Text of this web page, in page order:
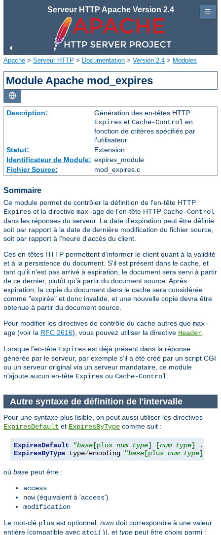
Serveur HTTP Apache Version 2.4
Apache > Serveur HTTP > Documentation > Version 2.4 > Modules
Module Apache mod_expires
Description:
Génération des en-têtes HTTP
Expireset Cache-Control en
fonction de critères spécifiés par
l'utilisateur
Statut:
Extension
Identificateur de Module: expires_module
Fichier Source:
mod_expires.c
Sommaire
Ce module permet de contrôler la définition de l'en-tête HTTP
Expires et la directive max-age de l'en-tête HTTP Cache-Control
dans les réponses du serveur. La date d'expiration peut être définie
soit par rapport à la date de dernière modification du fichier source,
soit par rapport à l'heure d'accès du client.
Ces en-têtes HTTP permettent d'informer le client quant à la validité
et à la persistence du document. S'il est présent dans le cache, et
tant qu'il n'est pas arrivé à expiration, le document sera servi à partir
de ce dernier, plutôt qu'à partir du document source. Après
expiration, la copie du document dans le cache sera considérée
comme "expirée" et donc invalide, et une nouvelle copie devra être
obtenue à partir du document source.
Pour modifier les directives de contrôle du cache autres que max-
age (voir la RFC 2616), vous pouvez utiliser la directive Header
Lorsque l'en-tête Expires est déjà présent dans la réponse
générée par le serveur, par exemple s'il a été créé par un script CGI
ou un serveur original via un serveur mandataire, ce module
n'ajoute aucun en-tête Expires ou Cache-Control
Autre syntaxe de définition de l'intervalle
Pour une syntaxe plus lisible, on peut aussi utiliser les directives
ExpiresDefault et ExpiresByType comme suit :
ExpiresDefault "base [plus num type] [num type] ..."
ExpiresByType type/encoding "base [plus num type] [
où base peut être :
access
now(équivalent à 'access')
modification
Le mot-clé plus est optionnel. num doit correspondre à une valeur
entière [compatible avec atoi()], et type peut être choisi parmi :
☰